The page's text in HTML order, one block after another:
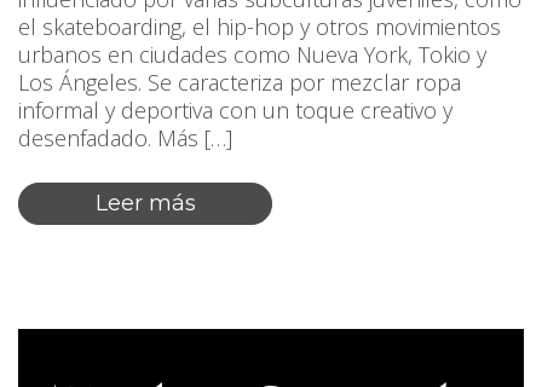
el skateboarding, el hip-hop y otros movimientos
urbanos en ciudades como Nueva York, Tokio y
Los Ángeles. Se caracteriza por mezclar ropa
informal y deportiva con un toque creativo y
desenfadado. Más […]
Leer más